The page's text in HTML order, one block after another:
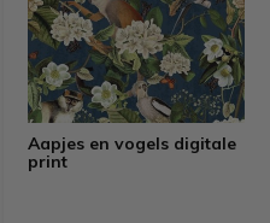
Aapjes en vogels digitale
print